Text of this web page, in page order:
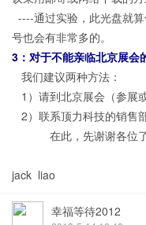
----通过实验，此光盘就
号也会有非常多的。
3：对于不能亲临北京展会
我们建议两种方法：
1）请到北京展会（参展
2）联系顶力科技的销售
在此，先谢谢各位了
顶力科
jack liao
幸福等待2012